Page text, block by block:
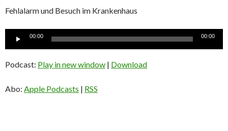
Fehlalarm und Besuch im Krankenhaus
Audio-
00:00 00:00
Podcast: Play in new window | Download
Abo: Apple Podcasts | RSS